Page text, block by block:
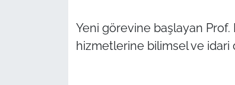
Yeni görevine başlayan Prof.
hizmetlerine bilimsel ve idari